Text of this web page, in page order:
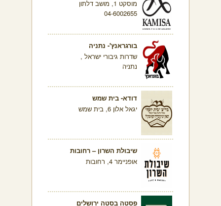
מוסקט 1, מושב דלתון
04-6002655
בורגראנץ'- נתניה
שדרות גיבורי ישראל ,
נתניה
דודא- בית שמש
יגאל אלון 6, בית שמש
שיבולת השרון – רחובות
אופניימר 4, רחובות
פסטה בסטה ירושלים